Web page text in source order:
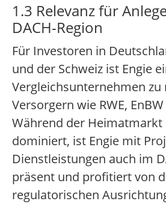
1.3 Relevanz für
DACH-Region
Für Investoren in
und der Schweiz ist Engie
Vergleichsunternehmen zu
Versorgern wie RWE,
Während der Heimatmarkt
dominiert, ist Engie mit
Dienstleistungen auch im
präsent und profitiert von
regulatorischen